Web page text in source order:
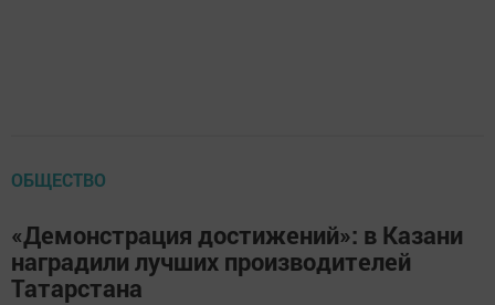
ОБЩЕСТВО
«Демонстрация достижений»: в Казани
наградили лучших производителей
Татарстана